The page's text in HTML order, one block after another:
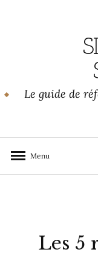
Le guide de
Menu
Les 5